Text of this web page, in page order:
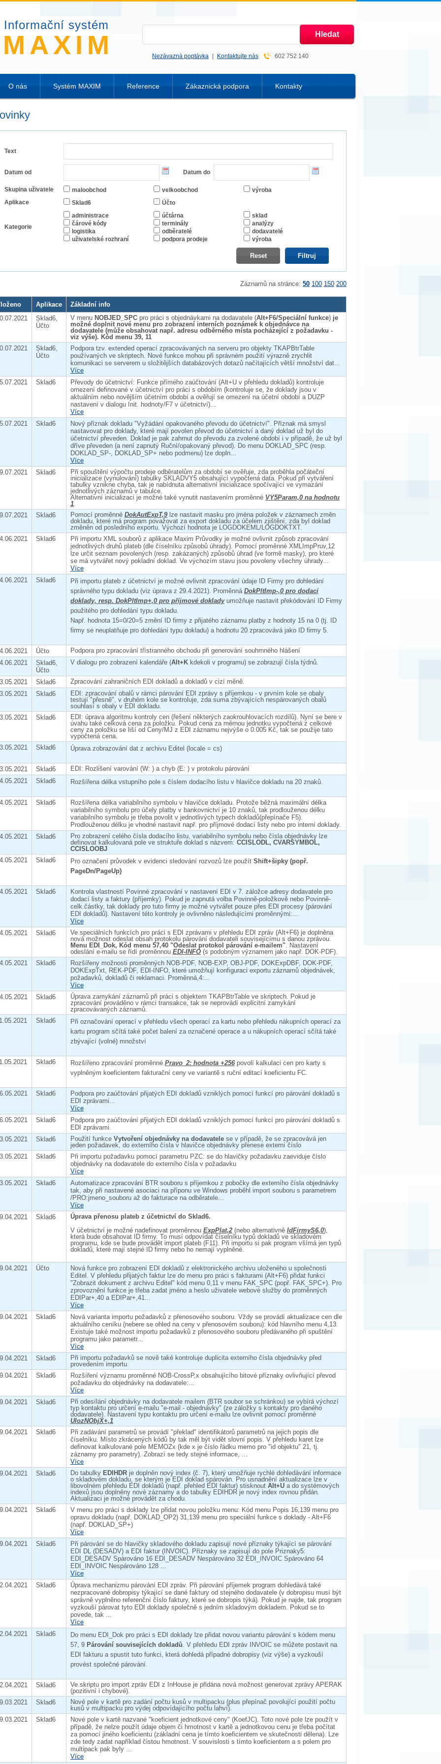
Informační systém
MAXIM
O nás Systém MAXIM Reference Zákaznická podpora Kontakty
Nezávazná poptávka Kontaktujte nás 602 752 140
Text
Datum od Datum do
Skupina uživatele maloobchod velkoobchod
výroba
Aplikace
Sklad6 Účto
Kategorie
administrace účtárna
sklad
čárové kódy
terminály
analýzy
logistika
odběratelé
dodavatelé
uživatelské rozhraní
podpora prodeje výroba
Záznamů na stránce: 50 100 150 200
Aplikace
Základní info
Sklad6,
Účto
V menu NOBJED_SPC pro práci s objednávkami na dodavatele (Alt+F6/Speciální funkce) je
možné doplnit nové menu pro zobrazení interních poznámek k objednávce na
dodavatele (může obsahovat např. adresu odběrného místa pocházející z požadavku -
viz výše). Kód menu 39, 11
Sklad6,
Účto
Podpora tzv. extended operací zpracovávaných na serveru pro objekty TKAPBtrTable
používaných ve skriptech. Nové funkce mohou při správném použití výrazně zrychlit
komunikaci se serverem u složitějších databázových dotazů načítajících větší množství dat...
Více
Sklad6
Převody do účetnictví: Funkce přímého zaúčtování (Alt+U v přehledu dokladů) kontroluje
omezení definované v účetnictví pro práci s obdobím (kontroluje se, že doklady jsou v
aktuálním nebo novějším účetním období a ověřují se omezení na účetní období a DUZP
nastavení v dialogu Init. hodnoty/F7 v účetnictví)...
Více
Sklad6
Nový příznak dokladu "Vyžádání opakovaného převodu do účetnictví". Příznak má smysl
nastavovat pro doklady, které mají povolen převod do účetnictví a daný doklad už byl do
účetnictví převeden. Doklad je pak zahrnut do převodu za zvolené období i v případě, že už byl
dříve převeden (a není zapnutý Ruční/opakovaný převod). Do menu DOKLAD_SPC (resp.
DOKLAD_SP-, DOKLAD_SP+ nebo podmenu) lze dopln...
Více
Sklad6
Při spouštění výpočtu prodeje odběratelům za období se ověřuje, zda proběhla počáteční
inicializace (vynulování) tabulky SKLADVY5 obsahující vypočtená data. Pokud při vytváření
tabulky vznikne chyba, tak je nabídnuta alternativní inicializace spočívající ve vymazání
jednotlivých záznamů v tabulce.
Alternativní inicializaci je možné také vynutit nastavením proměnné VY5Param,0 na hodnotu
1.
Sklad6 Pomocí proměnné DokAutExpT,9lze nastavit masku pro jména položek v záznamech změn
dokladu, které má program považovat za export dokladu za účelem zjištění, zda byl doklad
změněn od posledního exportu. Výchozí hodnota je LOGDOKEML/LOGDOKTXT.
Sklad6
Při importu XML souborů z aplikace Maxim Průvodky je možné ovlivnit způsob zpracování
jednotlivých druhů plateb (dle číselníku způsobů úhrady). Pomocí proměnné XMLImpPruv,12
lze určit seznam povolených (resp. zakázaných) způsobů úhrad (ve formě masky), pro které
se má vytvářet nový pokladní doklad. Ve výchozím stavu jsou povoleny všechny úhrady...
Více
Sklad6
Při importu plateb z účetnictví je možné ovlivnit zpracování údaje ID Firmy pro dohledání
správného typu dokladu (viz úprava z 29.4.2021). Proměnná DokPltImp-,0 pro dodací
doklady, resp. DokPltImp+,0 pro příjmové dokladyumožňuje nastavit překódování ID Firmy
použitého pro dohledání typu dokladu.
Např. hodnota 15=0/20=5 změní ID firmy z přijatého záznamu platby z hodnoty 15 na 0 (tj. ID
firmy se neuplatňuje pro dohledání typu dokladu) a hodnotu 20 zpracovává jako ID firmy 5.
Účto
Podpora pro zpracování třístranného obchodu při generování souhrnného hlášení
Sklad6,
Účto
V dialogu pro zobrazení kalendáře (Alt+K kdekoli v programu) se zobrazují čísla týdnů.
Sklad6
Zpracování zahraničních EDI dokladů a dokladů v cizí měně.
Sklad6
EDI: zpracování obalů v rámci párování EDI zprávy s příjemkou - v prvním kole se obaly
testují "přesně", v druhém kole se kontroluje, zda suma zbývajících nespárovaných obalů
souhlasí s obaly v EDI dokladu.
Sklad6
EDI: úprava algoritmu kontroly cen (řešení některých zaokrouhlovacích rozdílů). Nyní se bere v
úvahu také celková cena za položku. Pokud cena za měrnou jednotku vypočtená z celkové
ceny za položku se liší od Ceny/MJ z EDI záznamu nejvýše o 0.005 Kč, tak se použije tato
vypočtená cena.
Sklad6 Úprava zobrazování dat z archivu Editel (locale = cs)
Sklad6
EDI: Rozlišení varování (W: ) a chyb (E: ) v protokolu párování
Sklad6 Rozšířena délka vstupního pole s číslem dodacího listu v hlavičce dokladu na 20 znaků.
Sklad6
Rozšířena délka variabilního symbolu v hlavičce dokladu. Protože běžná maximální délka
variabilního symbolu pro účely platby v bankovnictví je 10 znaků, tak prodlouženou délku
variabilního symbolu je třeba povolit v jednotlivých typech dokladů(přepínače F5).
Prodlouženou délku je vhodné nastavit např. pro příjmové dodací listy nebo pro interní doklady.
Sklad6
Pro zobrazení celého čísla dodacího listu, variabilního symbolu nebo čísla objednávky lze
definovat kalkulovaná pole ve struktuře doklad s názvem: CCISLODL, CVARSYMBOL,
CCISLOOBJ
Sklad6 Pro označení průvodek v evidenci sledování rozvozů lze použít Shift+šipky (popř.
PageDn/PageUp)
Sklad6
Kontrola vlastností Povinné zpracování v nastavení EDI v 7. záložce adresy dodavatele pro
dodací listy a faktury (příjemky). Pokud je zapnutá volba Povinně-položkově nebo Povinně-
celk.částky, tak doklady pro tuto firmy je možné vytvářet pouze přes EDI procesy (párování
EDI dokladů). Nastavení této kontroly je ovlivněno následujícími proměnnými:...
Více
Sklad6
Ve speciálních funkcích pro práci s EDI zprávami v přehledu EDI zpráv (Alt+F6) je doplněna
nová možnost odeslat obsah protokolu párování dodavateli souvisejícímu s danou zprávou.
Menu EDI_Dok, Kód menu 57,40 "Odeslat protokol párování e-mailem". Nastavení
odeslání e-mailu se řídí proměnnou EDI-INFO (s podobným významem jako např. DOK-PDF).
Sklad6
Rozšířeny možnosti proměnných NOB-PDF, NOB-EXP, OBJ-PDF, DOKExpDBF, DOK-PDF,
DOKExpTxt, REK-PDF, EDI-INFO, které umožňují konfiguraci exportu záznamů objednávek,
požadavků, dokladů či reklamaci. Proměnná,4:...
Více
Sklad6
Úprava zamykání záznamů při práci s objektem TKAPBtrTable ve skriptech. Pokud je
zpracování prováděno v rámci transakce, tak se neprovádí explicitní zamykání
zpracovávaných záznamů.
Sklad6
Při označování operací v přehledu všech operací za kartu nebo přehledu nákupních operací za
kartu program sčítá také počet balení za označené operace a u nákupních operací sčítá také
zbývající (volné) množství
Sklad6 Rozšířeno zpracování proměnné Pravo_2: hodnota +256 povolí kalkulaci cen pro karty s
vyplněným koeficientem fakturační ceny ve variantě s ruční editací koeficientu FC.
Sklad6
Podpora pro zaúčtování přijatých EDI dokladů vzniklých pomocí funkcí pro párování dokladů s
EDI zprávami...
Více
Sklad6
Podpora pro zaúčtování přijatých EDI dokladů vzniklých pomocí funkcí pro párování dokladů s
EDI zprávami.
Sklad6 Použití funkce Vytvoření objednávky na dodavatele se v případě, že se zpracovává jen
jeden požadavek, do externího čísla v hlavičce objednávky přenese externí číslo
Sklad6
Při importu požadavku pomocí parametru PZC: se do hlavičky požadavku zaeviduje číslo
objednávky na dodavatele do externího čísla v požadavku
Více
Sklad6
Automatizace zpracování BTR souboru s příjemkou z pobočky dle externího čísla objednávky
tak, aby při nastavené asociaci na příponu ve Windows proběhl import souboru s parametrem
/PRO:jmeno_souboru až do fakturace na odběratele...
Více
Sklad6
Úprava přenosu plateb z účetnictví do Sklad6.
V účetnictví je možné nadefinovat proměnnou ExpPlat,2 (nebo alternativně IdFirmyS6,0),
která bude obsahovat ID firmy. To musí odpovídat číselníku typů dokladů ve skladovém
programu, kde se bude provádět import plateb (F11). Při importu si pak program všímá jen typů
dokladů, které mají stejné ID firmy nebo ho nemají vyplněné.
Účto
Nová funkce pro zobrazení EDI dokladů z elektronického archivu uloženého u společnosti
Editel. V přehledu přijatých faktur lze do menu pro práci s fakturami (Alt+F6) přidat funkci
"Zobrazit dokument z archivu Editel" kód menu 0,11 v menu FAK_SPC (popř. FAK_SPC+). Pro
zprovoznění funkce je třeba zadat jméno a heslo uživatele webové služby do proměnných
EDIPar+,40 a EDIPar+,41...
Více
Sklad6
Nová varianta importu požadavků z přenosového souboru. Vždy se provádí aktualizace cen dle
aktuálního ceníku (nebere se ohled na ceny v přenosovém souboru): kód hlavního menu 4,13.
Existuje také možnost importu požadavků z přenosového souboru předávaného při spuštění
programu jako parametr...
Více
Sklad6
Při importu požadavků se nově také kontroluje duplicita externího čísla objednávky před
provedením importu.
Sklad6
Rozšíření významu proměnné NOB-CrossP,x obsahujícího bitové příznaky ovlivňující převod
požadavku do objednávky na dodavatele:...
Více
Sklad6
Při odesílání objednávky na dodavatele mailem (BTR soubor se schránkou) se vybírá výchozí
typ kontaktu pro určení e-mailu "e-mail - objednávky" (ze záložky s kontakty pro daného
dodavatele). Nastavení typu kontaktu pro určení e-mailu lze ovlivnit pomocí proměnné
UlozNObjX+,1
Sklad6
Při zadávání parametrů se provádí "překlad" identifikátorů parametrů na jejich popis dle
číselníku. Místo zkrácených kódů by tak měl být vidět slovní popis. V přehledu karet lze
definovat kalkulované pole MEMOZx (kde x je číslo řádku memo pro "id objektu" 21, tj.
záznamy pro parametry). Zobrazí se tedy stejné informace, ...
Více
Sklad6 Do tabulky EDIHDR je doplněn nový index (č. 7), který umožňuje rychlé dohledávání informace
o skladovém dokladu, se kterým je EDI doklad spárován. Pro usnadnění aktualizace lze v
libovolném přehledu EDI dokladů (např. přehled EDI faktur) stisknout Alt+U a do systémových
indexů jsou doplněny nové záznamy a do tabulky EDIHDR je nový index rovnou přidán.
Aktualizaci je možné provádět za chodu.
Sklad6
V menu pro práci s doklady lze přidat novou položku menu: Kód menu Popis 16,139 menu pro
opravu dokladu (např. DOKLAD_OP2) 31,139 menu pro speciální funkce s doklady - Alt+F6
(např. DOKLAD_SP+)
Více
Sklad6
Při párování se do hlavičky skladového dokladu zapisují nové příznaky týkající se párování
EDI DL (DESADV) a EDI faktur (INVOIC). Příznaky se zapisují do pole Priznaky5:
EDI_DESADV Spárováno 16 EDI_DESADV Nespárováno 32 EDI_INVOIC Spárováno 64
EDI_INVOIC Nespárováno 128 ...
Více
Sklad6
Úprava mechanizmu párování EDI zpráv. Při párování příjemek program dohledává také
nezpracované dobropisy týkající se dané faktury od stejného dodavatele (v dobropisu musí být
správně vyplněno referenční číslo faktury, které se dobropis týká). Pokud je najde, tak program
vyzkouší párovat tyto EDI doklady společně s jedním skladovým dokladem. Pokud se to
povede, tak ...
Více
Sklad6
Do menu EDI_Dok pro práci s EDI doklady lze přidat novou variantu párování s kódem menu
57, 9 Párování souvisejících dokladů. V přehledu EDI zpráv INVOIC se můžete postavit na
EDI fakturu a spustit tuto funkci, která dohledá případné dobropisy (viz výše) a vyzkouší
provést společné párování.
Sklad6
Ve skriptu pro import zpráv EDI z InHouse je přidána nová možnost generovat zprávy APERAK
(pozitivní i chybové).
Sklad6
Nové pole v kartě pro zadání počtu kusů v multipacku (plus přepínač povolující použití počtu
kusů v multipacku pro výdej odpovídajícího počtu lahví).
Sklad6
Nové pole v kartě nazvané "koeficient jednotkové ceny" (KoefJC). Toto nové pole lze použít v
případě, že nelze použít údaje objem či hmotnost v kartě a jednotkovou cenu je třeba počítat
za pomocí jiného koeficientu (základní cena je tímto koeficientem ve skutečnosti dělena). Lze
zde tedy zadat například čistou hmotnost. V souvislosti s tímto koeficientem a s polem pro
multipack pak byly ...
Více